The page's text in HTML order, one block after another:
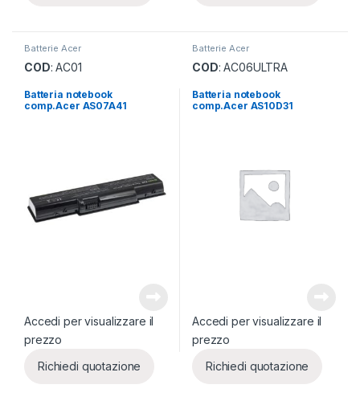
Batterie Acer
COD: AC01
Batteria notebook
comp.Acer AS07A41
Accedi per visualizzare il
prezzo
Richiedi quotazione
Batterie Acer
COD: AC06ULTRA
Batteria notebook
comp.Acer AS10D31
Accedi per visualizzare il
prezzo
Richiedi quotazione